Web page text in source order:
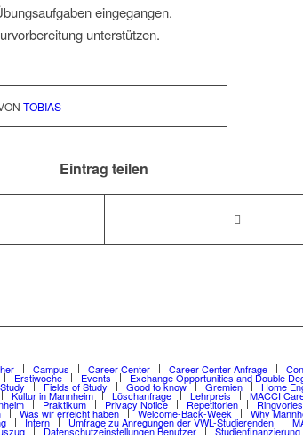
eingegangen.
unterstützen.
TOBIAS
Eintrag teilen
Campus Career Center Career Center Anfrage
Erstiwoche Events Exchange Opportunities and Double
Fields of Study Good to know Gremien Home
Kultur in Mannheim Löschanfrage Lehrpreis MACCI
Praktikum Privacy Notice Repetitorien
Was wir erreicht haben Welcome-Back-Week Why
Intern Umfrage zu Anregungen der VWL-Studierenden
Datenschutzeinstellungen Benutzer Studienfinanzierung